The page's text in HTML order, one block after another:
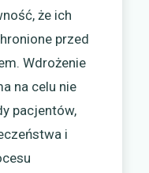
że ich
przed
Wdrożenie
na celu nie
pacjentów,
i